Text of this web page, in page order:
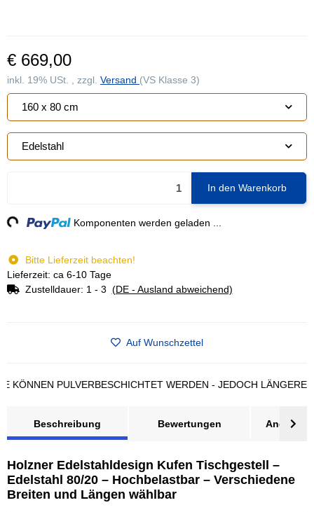
€ 669,00
inkl. 19% USt. , zzgl. Versand (VS Klasse 3)
160 x 80 cm
Edelstahl
In den Warenkorb
Komponenten werden geladen ...
Bitte Lieferzeit beachten!
Lieferzeit: ca 6-10 Tage
Zustelldauer: 1 - 3 (DE - Ausland abweichend)
Auf Wunschzettel
PULVERBESCHICHTET WERDEN - JEDOCH LÄNGERE
Beschreibung Bewertungen Angebot
Holzner Edelstahldesign Kufen Tischgestell –
Edelstahl 80/20 – Hochbelastbar – Verschiedene
Breiten und Längen wählbar